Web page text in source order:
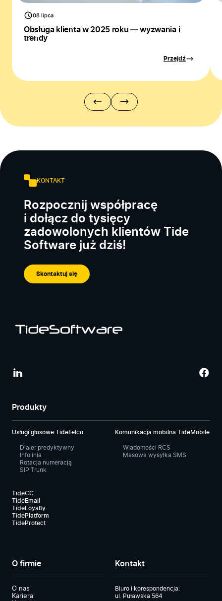
08 lipca
Obsługa klienta w 2025 roku — wyzwania i
trendy
Przejdź
KONTAKT
Rozpocznij współpracę
i dołącz do tysięcy
zadowolonych klientów Tide
Software już dziś!
Skontaktuj się
Produkty
Usługi głosowe TideTelco
Dialer predyktywny
Infolinia
Rotacja numeracją
SIP Trunk
Komunikacja mobilna TideMobile
Wiadomości RCS
Masowa wysyłka SMS
TideCC
TideEmail
TideLoyalty
TidePlatform
TideProtect
O firmie
O nas
Kariera
Kontakt
Biuro i korespondencja:
ul. Puławska 564